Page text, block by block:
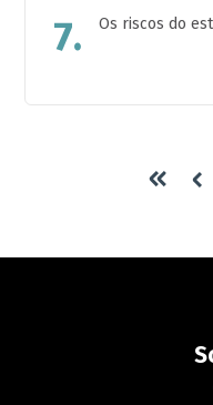
7. Os riscos do